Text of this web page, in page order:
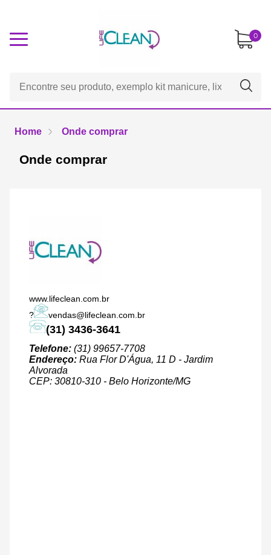
0
Home Onde comprar
Onde comprar
www.lifeclean.com.br
?
vendas@lifeclean.com.br
(31) 3436-3641
Telefone: (31) 99657-7708
Endereço: Rua Flor D'Água, 11 D - Jardim
Alvorada
CEP: 30810-310 - Belo Horizonte/MG